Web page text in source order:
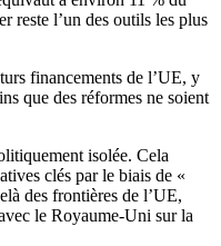
l’un des outils les plus
financements de l’UE, y
que des réformes ne soient
isolée. Cela
clés par le biais de «
des frontières de l’UE,
le Royaume-Uni sur la